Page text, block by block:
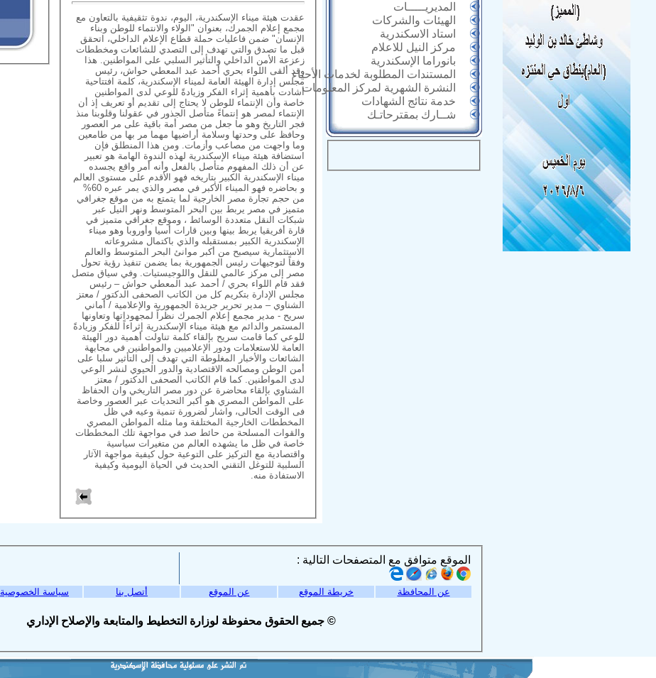
المديريـــــات
الهيئات والشركات
استاد الاسكندرية
مركز النيل للاعلام
بانوراما الإسكندرية
المستندات المطلوبة لخدمات الأحياء
النشرة الشهرية لمركز المعلومات
خدمة نتائج الشهادات
شــارك بمقترحاتـك
عقدت هيئة ميناء الإسكندرية، اليوم، ندوة تثقيفية بالتعاون مع
مجمع إعلام الجمرك، بعنوان "الولاء والانتماء للوطن وبناء
الإنسان" ضمن فاعليات حملة قطاع الإعلام الداخلي، اتحقق
قبل ما تصدق والتي تهدف إلى التصدي للشائعات ومخططات
زعزعة الأمن الداخلي والتأثير السلبي على المواطنين. هذا
وقد ألقى اللواء بحري أحمد عبد المعطي حواش، رئيس
مجلس إدارة الهيئة العامة لميناء الإسكندرية، كلمة افتتاحية
أشادت بأهمية إثراء الفكر وزيادةً للوعي لدى المواطنين
خاصة وأن الإنتماء للوطن لا يحتاج إلى تقديم أو تعريف إذ أن
الإنتماء لمصر هو إنتماءً متأصل الجذور في عقولنا وقلوبنا منذ
فجر التاريخ وهو ما جعل من مصر أمة باقية على مر العصور
وحافظ على وحدتها وسلامة أراضيها مهما مر بها من طامعين
وما واجهت من مصاعب وأزمات. ومن هذا المنطلق فإن
استضافة هيئة ميناء الإسكندرية لهذه الندوة الهامة هو تعبير
عن أن ذلك المفهوم متأصل بالفعل وأنه أمر واقع يجسده
ميناء الإسكندرية الكبير بتاريخه فهو الأقدم على مستوى العالم
و بحاضره فهو الميناء الأكبر في مصر والذي يمر عبره 60%
من حجم تجارة مصر الخارجية لما يتمتع به من موقع جغرافي
متميز في مصر يربط بين البحر المتوسط ونهر النيل عبر
شبكات النقل متعددة الوسائط ، وموقع جغرافي متميز في
قارة أفريقيا يربط بينها وبين قارات أسيا وأوروبا وهو ميناء
الإسكندرية الكبير بمستقبله والذي باكتمال مشروعاته
الاستثمارية سيصبح من أكبر موانئ البحر المتوسط والعالم
وفقاً لتوجيهات رئيس الجمهورية بما يضمن تنفيذ رؤية تحول
مصر إلى مركز عالمي للنقل واللوجيستيات. وفي سياق متصل
فقد قام اللواء بحري / أحمد عبد المعطي حواش – رئيس
مجلس الإدارة بتكريم كل من الكاتب الصحفى الدكتور / معتز
الشناوي – مدير تحرير جريدة الجمهورية والإعلامية / أماني
سريح - مدير مجمع إعلام الجمرك نظراً لمجهوداتها وتعاونها
المستمر والدائم مع هيئة ميناء الإسكندرية إثراءاً للفكر وزيادةً
للوعي كما قامت سريح بإلقاء كلمة تناولت أهمية دور الهيئة
العامة للاستعلامات ودور الإعلاميين والمواطنين في مجابهة
الشائعات والأخبار المغلوطة التي تهدف إلى التأثير سلبا على
أمن الوطن ومصالحه الاقتصادية والدور الحيوي لنشر الوعي
لدى المواطنين. كما قام الكاتب الصحفى الدكتور / معتز
الشناوي بإلقاء محاضرة عن دور مصر التاريخي وان الحفاظ
على المواطن المصري هو أكبر التحديات عبر العصور وخاصة
فى الوقت الحالى، واشار لضرورة تنمية وعيه في ظل
المخططات الخارجية المختلفة وما مثله المواطن المصري
والقوات المسلحة من حائط صد في مواجهة تلك المخططات
خاصة في ظل ما يشهده العالم من متغيرات سياسية
واقتصادية مع التركيز على التوعية حول كيفية مواجهة الآثار
السلبية للتوغل التقني الحديث في الحياة اليومية وكيفية
الاستفادة منه.
الموقع متوافق مع المتصفحات التالية :
عن المحافظة خريطة الموقع عن الموقع أتصل بنا سياسة الخصوصية
© جميع الحقوق محفوظة لوزارة التخطيط والمتابعة والإصلاح الإداري